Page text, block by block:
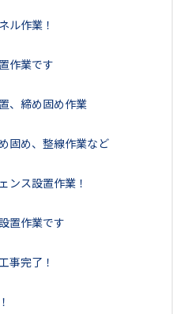
ル作業！
作業です
、締め固め作業
固め、整線作業など
ンス設置作業！
置作業です
事完了！